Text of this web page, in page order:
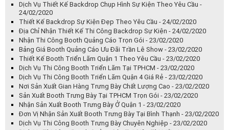
Dịch Vụ Thiết Kế Backdrop Chụp Hình Sự Kiện Theo Yêu Cầu -
24/02/2020
Thiết Kế Backdrop Sự Kiện Đẹp Theo Yêu Cầu - 24/02/2020
Địa Chỉ Nhận Thiết Kế Thi Công Backdrop Sự Kiện - 24/02/2020
Nhận Thi Công Booth Quảng Cáo Trọn Gói - 23/02/2020
Bảng Giá Booth Quảng Cáo Ưu Đãi Trần Lê Show - 23/02/2020
Thiết Kế Booth Triển Lãm Quận 1 Theo Yêu Cầu - 23/02/2020
Dịch Vụ Thi Công Booth Triển Lãm Tại TPHCM - 23/02/2020
Dịch Vụ Thi Công Booth Triển Lãm Quận 4 Giá Rẻ - 23/02/2020
Nơi Sản Xuất Gian Hàng Trưng Bày Chất Lượng Cao - 23/02/2020
Sản Xuất Booth Trưng Bày Tại TPHCM Trọn Gói - 23/02/2020
Nhận Sản Xuất Booth Trưng Bày Ở Quận 1 - 23/02/2020
Đơn Vị Nhận Sản Xuất Booth Trưng Bày Tại Bình Thạnh - 23/02/2020
Dịch Vụ Thi Công Booth Trưng Bày Chuyên Nghiệp - 23/02/2020